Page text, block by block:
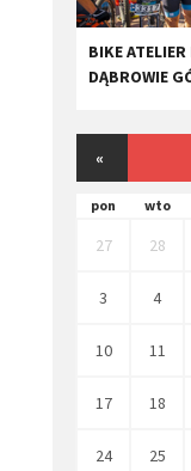
BIKE
DĄBROWIE
«
pon wto
27 28
3 4
10 11
17 18
24 25